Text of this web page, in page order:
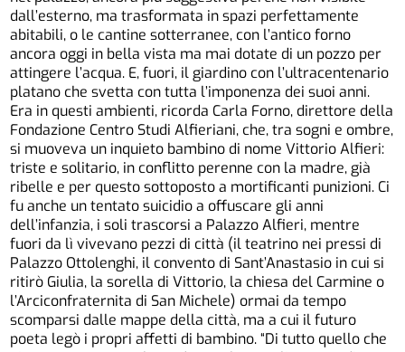
dall’esterno, ma trasformata in spazi perfettamente
abitabili, o le cantine sotterranee, con l’antico forno
ancora oggi in bella vista ma mai dotate di un pozzo per
attingere l’acqua. E, fuori, il giardino con l’ultracentenario
platano che svetta con tutta l’imponenza dei suoi anni.
Era in questi ambienti, ricorda Carla Forno, direttore della
Fondazione Centro Studi Alfieriani, che, tra sogni e ombre,
si muoveva un inquieto bambino di nome Vittorio Alfieri:
triste e solitario, in conflitto perenne con la madre, già
ribelle e per questo sottoposto a mortificanti punizioni. Ci
fu anche un tentato suicidio a offuscare gli anni
dell’infanzia, i soli trascorsi a Palazzo Alfieri, mentre
fuori da lì vivevano pezzi di città (il teatrino nei pressi di
Palazzo Ottolenghi, il convento di Sant’Anastasio in cui si
ritirò Giulia, la sorella di Vittorio, la chiesa del Carmine o
l’Arciconfraternita di San Michele) ormai da tempo
scomparsi dalle mappe della città, ma a cui il futuro
poeta legò i propri affetti di bambino. “Di tutto quello che